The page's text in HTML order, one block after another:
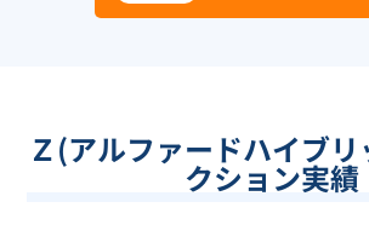
Ｚ(アルファードハイブ
クション実績